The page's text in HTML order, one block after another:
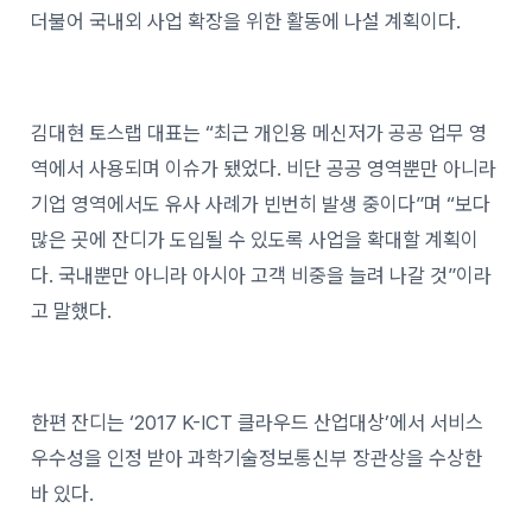
더불어 국내외 사업 확장을 위한 활동에 나설 계획이다.
김대현 토스랩 대표는 “최근 개인용 메신저가 공공 업무 영
역에서 사용되며 이슈가 됐었다. 비단 공공 영역뿐만 아니라
기업 영역에서도 유사 사례가 빈번히 발생 중이다”며 “보다
많은 곳에 잔디가 도입될 수 있도록 사업을 확대할 계획이
다. 국내뿐만 아니라 아시아 고객 비중을 늘려 나갈 것”이라
고 말했다.
한편 잔디는 ‘2017 K-ICT 클라우드 산업대상’에서 서비스
우수성을 인정 받아 과학기술정보통신부 장관상을 수상한
바 있다.